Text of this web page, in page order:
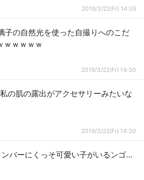
2019/3/22(Fr) 14:35
子の自然光を使った自撮りへのこだ
ｗｗｗｗｗ
2019/3/22(Fr) 14:30
の肌の露出がアクセサリーみたいな
2019/3/22(Fr) 14:30
ンバーにくっそ可愛い子がいるンゴ…